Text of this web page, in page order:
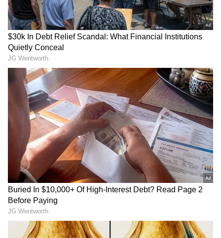
ಉಪಮುಖ್ಯಮಂತ್ರಿ ಡಿ.ಕೆ.ಶಿವಕುಮಾರ್‌ ಮಾತನಾಡಿ,
ಶಾಸಕಾಂಗ ಪಕ್ಷದ ಸಭೆ ಯಶಸ್ವಿಯಾಗಿ ನಡೆದಿದೆ. ಯಾವ
ಶಾಸಕಗೂ ಅಸಮಾಧಾನ ಇಲ್ಲ. ಯಾರೂ ಸಚಿವರ ವಿರುದ್ಧ
ದೂರು ಕೊಟ್ಟಿಲ್ಲ. ಎಲ್ಲರೂ ಖುಷಿಯಾಗಿದ್ದಾರೆ. ತಮ್ಮ
ಕ್ಷೇತ್ರಾಭಿವೃದ್ಧಿಗೆ ಅನುದಾನ ಹಂಚಿಕೆ ಹಾಗೂ ವರ್ಗಾವಣೆ ಬಗ್ಗೆ
ಹೇಳಿದ್ದಾರೆ. ನಿಯಮಾವಳಿಯಲ್ಲಿ ಶೇ.6ರಷ್ಟು ವರ್ಗಾವಣೆಗೆ
ಮಾತ್ರ ಅವಕಾಶವಿದೆ. ಎಲ್ಲವನ್ನೂ ಮುಖ್ಯಮಂತ್ರಿ ಅವರು
ಮನವರಿಕೆ ಮಾಡಿಕೊಟ್ಟಿದ್ದಾರೆ ಎಂದು ಹೇಳಿದರು.
ವಿಶೇಷ ವರದಿಗಳು ಮತ್ತು ನೇರ ಪ್ರಸಾರಗಳೊಂದಿಗೆ
(kannada news live) ಸಂಪೂರ್ಣ ಮಾಹಿತಿ ಒಂದೇ
ಕ್ಲಿಕ್‌ನಲ್ಲಿ ಲಭ್ಯ. ಏಷ್ಯಾನೆಟ್ ಸುವರ್ಣ ನ್ಯೂಸ್ ಅಧಿಕೃತ
ಆ್ಯಪ್ ಡೌನ್‌ಲೋಡ್ ಮಾಡಿ ಹಾಗು ಎಲ್ಲಾ ಅಪ್‌ಡೇಟ್
ಗಳನ್ನು ಪಡೆಯಿರಿ.